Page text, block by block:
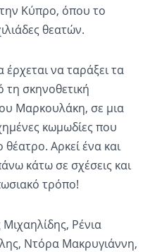
Κύπρο, όπου το
θεατών.
έρχεται να ταράξει τα
σκηνοθετική
Μαρκουλάκη, σε μια
κωμωδίες που
Αρκεί ένα και
κάτω σε σχέσεις και
τρόπο!
Ρένια
Ντόρα Μακρυγιάννη,